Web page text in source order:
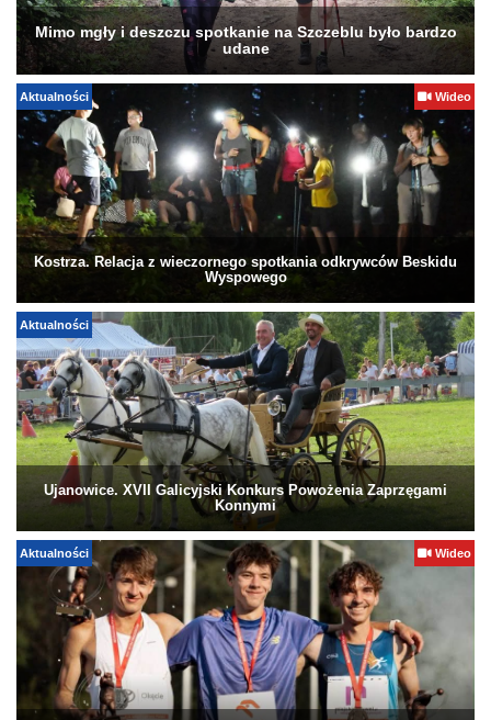
Mimo mgły i deszczu spotkanie na Szczeblu było bardzo
udane
Aktualności Wideo
Kostrza. Relacja z wieczornego spotkania odkrywców Beskidu
Wyspowego
Aktualności
Ujanowice. XVII Galicyjski Konkurs Powożenia Zaprzęgami
Konnymi
Aktualności Wideo